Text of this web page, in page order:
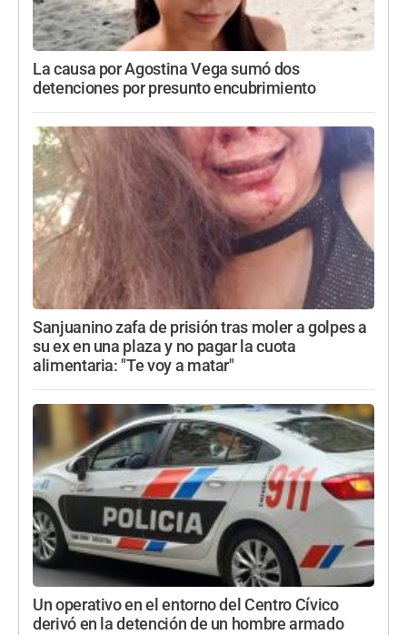
La causa por Agostina Vega sumó dos
detenciones por presunto encubrimiento
Sanjuanino zafa de prisión tras moler a golpes a
su ex en una plaza y no pagar la cuota
alimentaria: "Te voy a matar"
Un operativo en el entorno del Centro Cívico
derivó en la detención de un hombre armado